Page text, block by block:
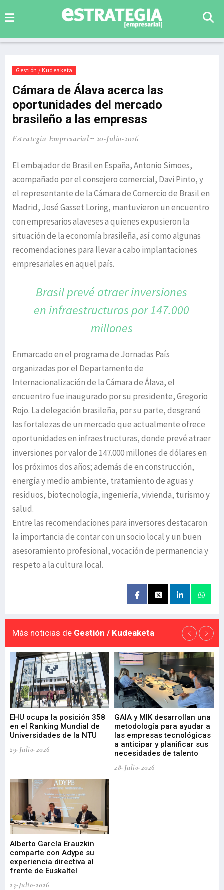
Gestión / Kudeaketa
Cámara de Álava acerca las
oportunidades del mercado
brasileño a las empresas
Estrategia Empresarial 20-Julio-2016
El embajador de Brasil en España, Antonio Simoes,
acompañado por el consejero comercial, Davi Pinto, y
el representante de la Cámara de Comercio de Brasil en
Madrid, José Gasset Loring, mantuvieron un encuentro
con empresarios alaveses a quienes expusieron la
situación de la economía brasileña, así como algunas
recomendaciones para llevar a cabo implantaciones
empresariales en aquel país.
Brasil prevé atraer inversiones
en infraestructuras por 147.000
millones
Enmarcado en el programa de Jornadas País
organizadas por el Departamento de
Internacionalización de la Cámara de Álava, el
encuentro fue inaugurado por su presidente, Gregorio
Rojo. La delegación brasileña, por su parte, desgranó
las fortalezas de un mercado que actualmente ofrece
oportunidades en infraestructuras, donde prevé atraer
inversiones por valor de 147.000 millones de dólares en
los próximos dos años; además de en construcción,
energía y medio ambiente, tratamiento de aguas y
residuos, biotecnología, ingeniería, vivienda, turismo y
salud.
Entre las recomendaciones para inversores destacaron
la importancia de contar con un socio local y un buen
asesoramiento profesional, vocación de permanencia y
respeto a la cultura local.
Más noticias de Gestión / Kudeaketa
EHU ocupa la posición 358
en el Ranking Mundial de
Universidades de la NTU
29-Julio-2026
GAIA y MIK desarrollan una
metodología para ayudar a
las empresas tecnológicas
a anticipar y planificar sus
necesidades de talento
28-Julio-2026
Alberto García Erauzkin
comparte con Adype su
experiencia directiva al
frente de Euskaltel
23-Julio-2026